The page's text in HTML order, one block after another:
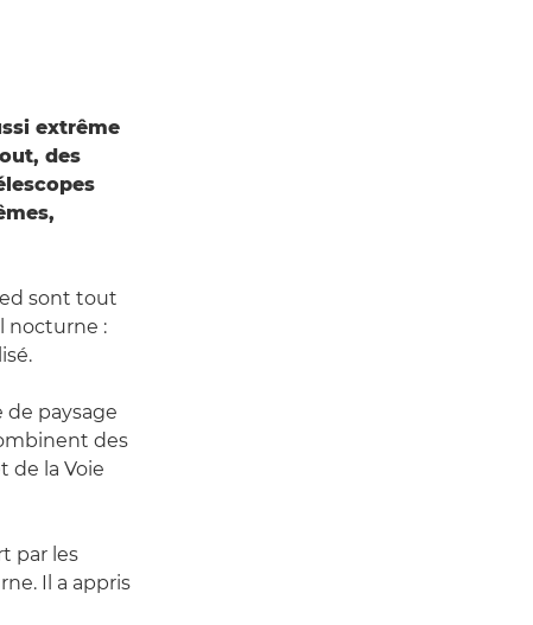
extrême
des
sont tout
nocturne :
de paysage
des
de la Voie
par les
Il a appris